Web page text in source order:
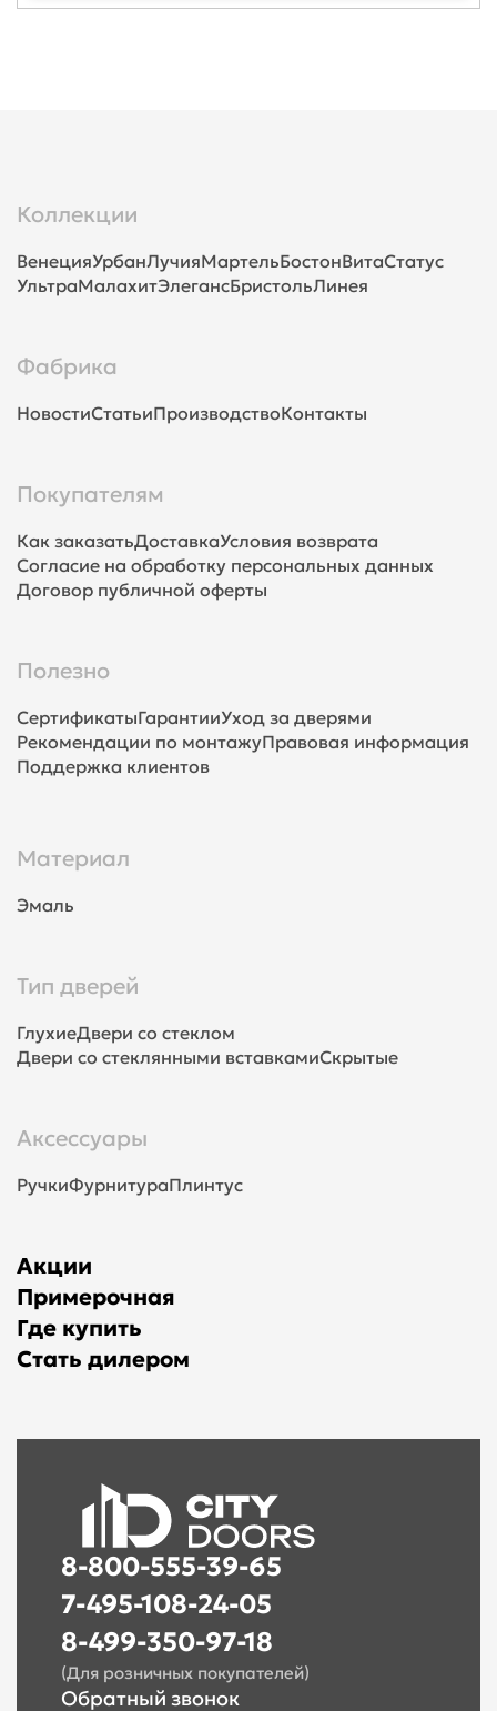
Коллекции
ВенецияУрбанЛучияМартельБостонВитаСтатус
УльтраМалахитЭлегансБристольЛинея
Фабрика
НовостиСтатьиПроизводствоКонтакты
Покупателям
Как заказатьДоставкаУсловия возврата
Согласие на обработку персональных данных
Договор публичной оферты
Полезно
СертификатыГарантииУход за дверями
Рекомендации по монтажуПравовая информация
Поддержка клиентов
Материал
Эмаль
Тип дверей
ГлухиеДвери со стеклом
Двери со стеклянными вставкамиСкрытые
Аксессуары
РучкиФурнитураПлинтус
Акции
Примерочная
Где купить
Стать дилером
8-800-555-39-65
7-495-108-24-05
8-499-350-97-18
(Для розничных покупателей)
Обратный звонок